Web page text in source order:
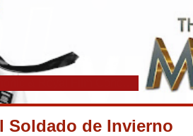
Soldado de Invierno